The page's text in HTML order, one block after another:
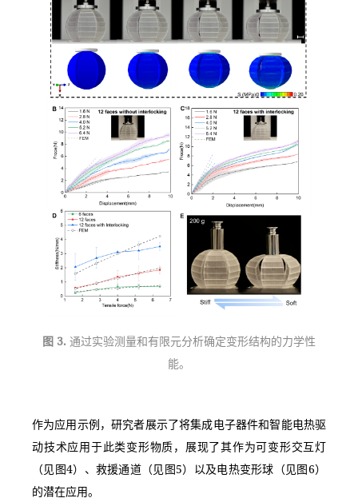
图 3. 通过实验测量和有限元分析确定变形结构的力学性
能。
作为应用示例，研究者展示了将集成电子器件和智能电热驱
动技术应用于此类变形物质，展现了其作为可变形交互灯
（见图4）、救援通道（见图5）以及电热变形球（见图6）
的潜在应用。